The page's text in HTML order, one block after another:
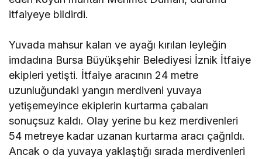
itfaiyeye bildirdi.
Yuvada mahsur kalan ve ayağı kırılan leyleğin
imdadına Bursa Büyükşehir Belediyesi İznik İtfaiye
ekipleri yetişti. İtfaiye aracının 24 metre
uzunluğundaki yangın merdiveni yuvaya
yetişemeyince ekiplerin kurtarma çabaları
sonuçsuz kaldı. Olay yerine bu kez merdivenleri
54 metreye kadar uzanan kurtarma aracı çağrıldı.
Ancak o da yuvaya yaklaştığı sırada merdivenleri